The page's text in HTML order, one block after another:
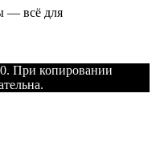
— всё для
При копировании